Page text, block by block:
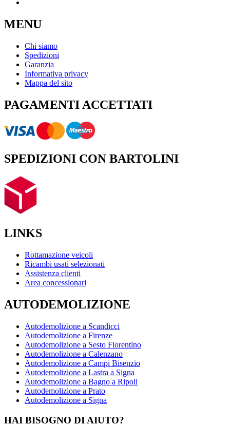
MENU
Chi siamo
Spedizioni
Garanzia
Informativa privacy
Mappa del sito
PAGAMENTI ACCETTATI
SPEDIZIONI CON BARTOLINI
LINKS
Rottamazione veicoli
Ricambi usati selezionati
Assistenza clienti
Area concessionari
AUTODEMOLIZIONE
Autodemolizione a Scandicci
Autodemolizione a Firenze
Autodemolizione a Sesto Fiorentino
Autodemolizione a Calenzano
Autodemolizione a Campi Bisenzio
Autodemolizione a Lastra a Signa
Autodemolizione a Bagno a Ripoli
Autodemolizione a Prato
Autodemolizione a Signa
HAI BISOGNO DI AIUTO?